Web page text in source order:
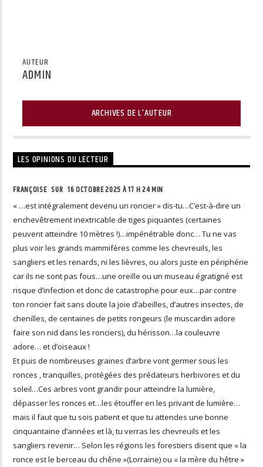
AUTEUR
ADMIN
ARCHIVES DE L'AUTEUR
LES OPINIONS DU LECTEUR
FRANÇOISE SUR16 OCTOBRE 2025 À 17 H 24 MIN
« …est intégralement devenu un roncier » dis-tu…C’est-à-dire un
enchevêtrement inextricable de tiges piquantes (certaines
peuvent atteindre 10 mètres !)…impénétrable donc… Tu ne vas
plus voir les grands mammifères comme les chevreuils, les
sangliers et les renards, ni les lièvres, ou alors juste en périphérie
car ils ne sont pas fous…une oreille ou un museau égratigné est
risque d’infection et donc de catastrophe pour eux…par contre
ton roncier fait sans doute la joie d’abeilles, d’autres insectes, de
chenilles, de centaines de petits rongeurs (le muscardin adore
faire son nid dans les ronciers), du hérisson…la couleuvre
adore… et d’oiseaux !
Et puis de nombreuses graines d’arbre vont germer sous les
ronces , tranquilles, protégées des prédateurs herbivores et du
soleil…Ces arbres vont grandir pour atteindre la lumière,
dépasser les ronces et…les étouffer en les privant de lumière…
mais il faut que tu sois patient et que tu attendes une bonne
cinquantaine d’années et là, tu verras les chevreuils et les
sangliers revenir… Selon les régions les forestiers disent que « la
ronce est le berceau du chêne »(Lorraine) ou « la mère du hêtre »